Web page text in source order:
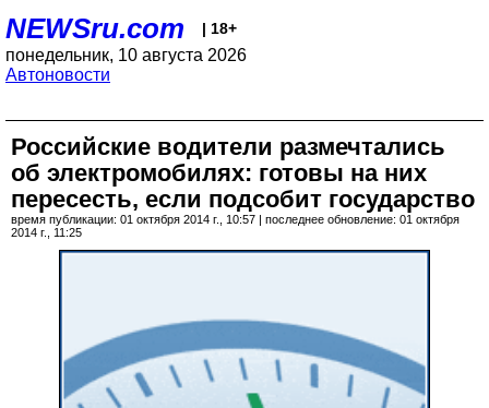
NEWSru.com | 18+
понедельник, 10 августа 2026
Автоновости
Российские водители размечтались
об электромобилях: готовы на них
пересесть, если подсобит государство
время публикации: 01 октября 2014 г., 10:57 | последнее обновление: 01 октября
2014 г., 11:25